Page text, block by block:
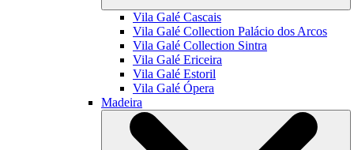
Vila Galé Cascais
Vila Galé Collection Palácio dos Arcos
Vila Galé Collection Sintra
Vila Galé Ericeira
Vila Galé Estoril
Vila Galé Ópera
Madeira